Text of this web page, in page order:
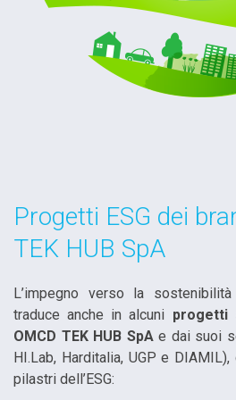
Progetti ESG dei
TEK HUB SpA
L’impegno verso la
traduce anche in alcuni progetti
OMCD TEK HUB SpA e dai suoi
HI.Lab, Harditalia, UGP e
pilastri dell’ESG: